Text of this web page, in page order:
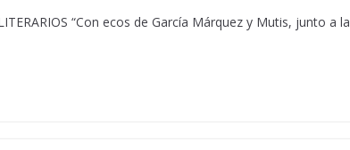
“Con ecos de García Márquez y Mutis, junto a la